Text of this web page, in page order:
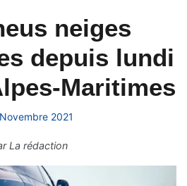
neiges
depuis lundi
Maritimes
2021
La rédaction